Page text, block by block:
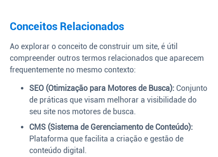
Conceitos Relacionados
Ao explorar o conceito de construir um site, é útil
compreender outros termos relacionados que aparecem
frequentemente no mesmo contexto:
SEO (Otimização para Motores de Busca): Conjunto
de práticas que visam melhorar a visibilidade do
seu site nos motores de busca.
CMS (Sistema de Gerenciamento de Conteúdo):
Plataforma que facilita a criação e gestão de
conteúdo digital.